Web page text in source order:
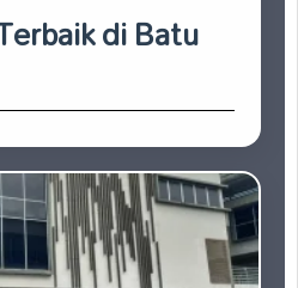
di Batu